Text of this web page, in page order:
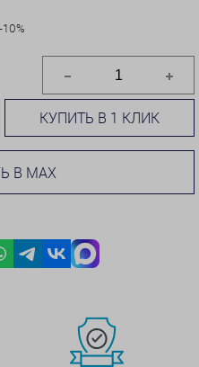
КУПИТЬ В 1 КЛИК
В MAX